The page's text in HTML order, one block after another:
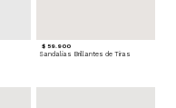
$ 59.900
Sandalias Brillantes de Tiras